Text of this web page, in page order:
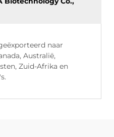
naar
Australië,
Zuid-Afrika en